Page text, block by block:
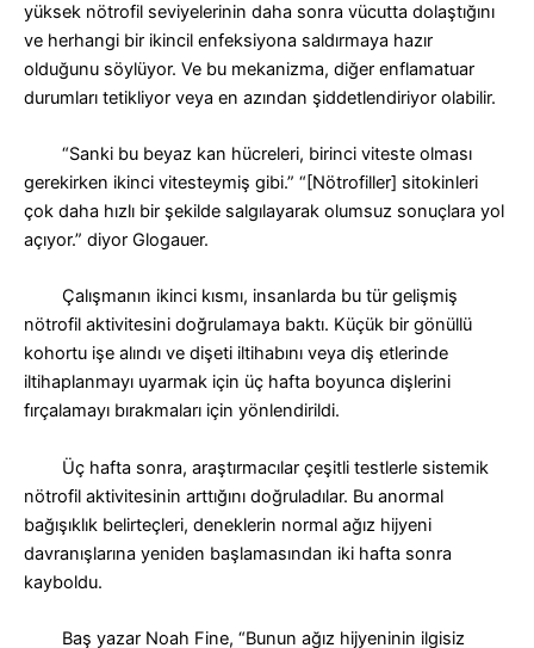
yüksek nötrofil seviyelerinin daha sonra vücutta dolaştığını
ve herhangi bir ikincil enfeksiyona saldırmaya hazır
olduğunu söylüyor. Ve bu mekanizma, diğer enflamatuar
durumları tetikliyor veya en azından şiddetlendiriyor olabilir.
“Sanki bu beyaz kan hücreleri, birinci viteste olması
gerekirken ikinci vitesteymiş gibi.” “[Nötrofiller] sitokinleri
çok daha hızlı bir şekilde salgılayarak olumsuz sonuçlara yol
açıyor.” diyor Glogauer.
Çalışmanın ikinci kısmı, insanlarda bu tür gelişmiş
nötrofil aktivitesini doğrulamaya baktı. Küçük bir gönüllü
kohortu işe alındı ​​ve dişeti iltihabını veya diş etlerinde
iltihaplanmayı uyarmak için üç hafta boyunca dişlerini
fırçalamayı bırakmaları için yönlendirildi.
Üç hafta sonra, araştırmacılar çeşitli testlerle sistemik
nötrofil aktivitesinin arttığını doğruladılar. Bu anormal
bağışıklık belirteçleri, deneklerin normal ağız hijyeni
davranışlarına yeniden başlamasından iki hafta sonra
kayboldu.
Baş yazar Noah Fine, “Bunun ağız hijyeninin ilgisiz